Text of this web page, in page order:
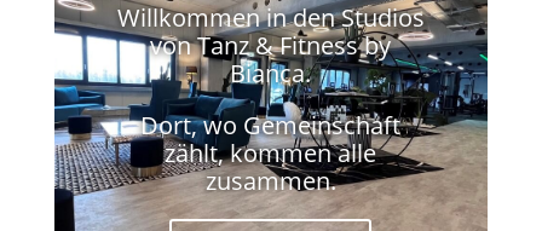
Willkommen in den Studios
von Tanz & Fitness by
Bianca.
Dort, wo Gemeinschaft
zählt, kommen alle
zusammen.